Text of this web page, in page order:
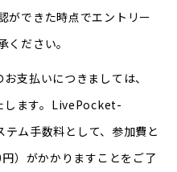
ができた時点でエントリー
ださい。
支払いにつきましては、
ます。LivePocket-
ム手数料として、参加費と
）がかかりますことをご了